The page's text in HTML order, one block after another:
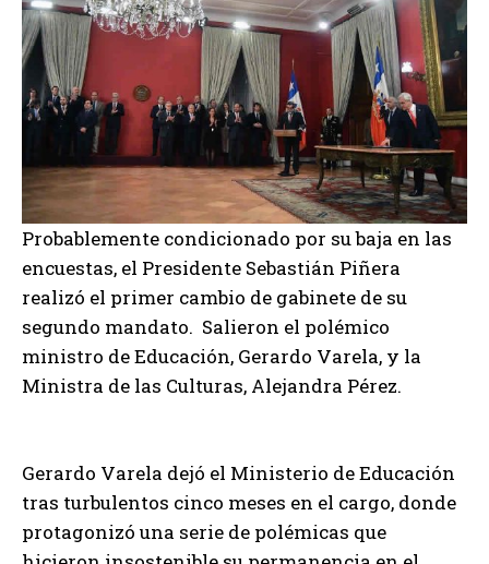
Probablemente condicionado por su baja en las
encuestas, el Presidente Sebastián Piñera
realizó el primer cambio de gabinete de su
segundo mandato. Salieron el polémico
ministro de Educación, Gerardo Varela, y la
Ministra de las Culturas, Alejandra Pérez.
Gerardo Varela dejó el Ministerio de Educación
tras turbulentos cinco meses en el cargo, donde
protagonizó una serie de polémicas que